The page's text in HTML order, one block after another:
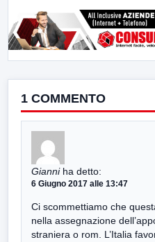
1 COMMENTO
Gianni ha detto:
6 Giugno 2017 alle 13:47
Ci scommettiamo che
nella assegnazione
straniera o rom. L’Italia